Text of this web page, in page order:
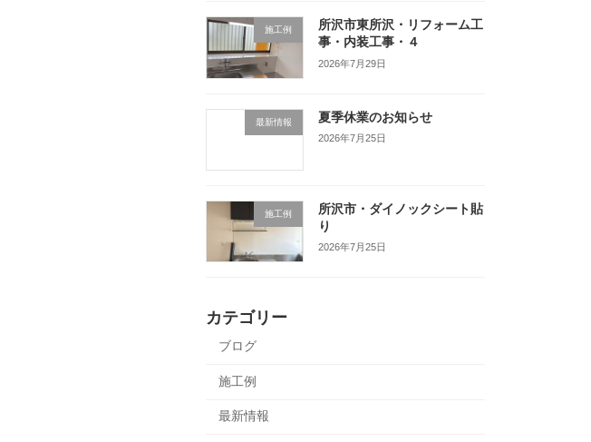
施工例
所沢市東所沢・リフォーム工
事・内装工事・４
2026年7月29日
最新情報 夏季休業のお知らせ
2026年7月25日
施工例
所沢市・ダイノックシート貼
り
2026年7月25日
カテゴリー
ブログ
施工例
最新情報